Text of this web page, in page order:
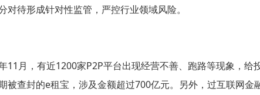
待形成针对性监管，严控行业领域风险。
11 月，有近1200家P2P平台出现经营不善、跑路等现象，给
被查封的e租宝，涉及金额超过700亿元。另外，过互联网金